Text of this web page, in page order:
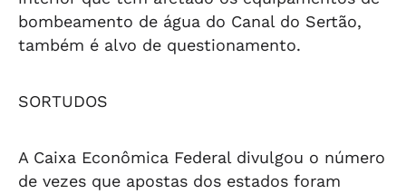
bombeamento de água do Canal do Sertão,
também é alvo de questionamento.
SORTUDOS
A Caixa Econômica Federal divulgou o número
de vezes que apostas dos estados foram